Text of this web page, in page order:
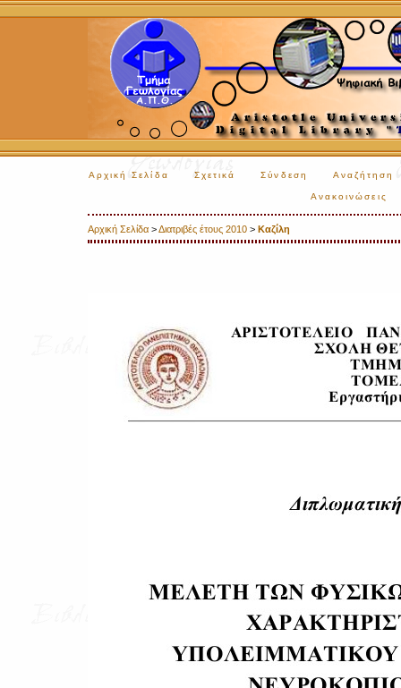
Αρχική Σελίδα Σχετικά Σύνδεση Αναζήτηση
Ανακοινώσεις
Αρχική Σελίδα >Διατριβές έτους 2010 > Καζίλη